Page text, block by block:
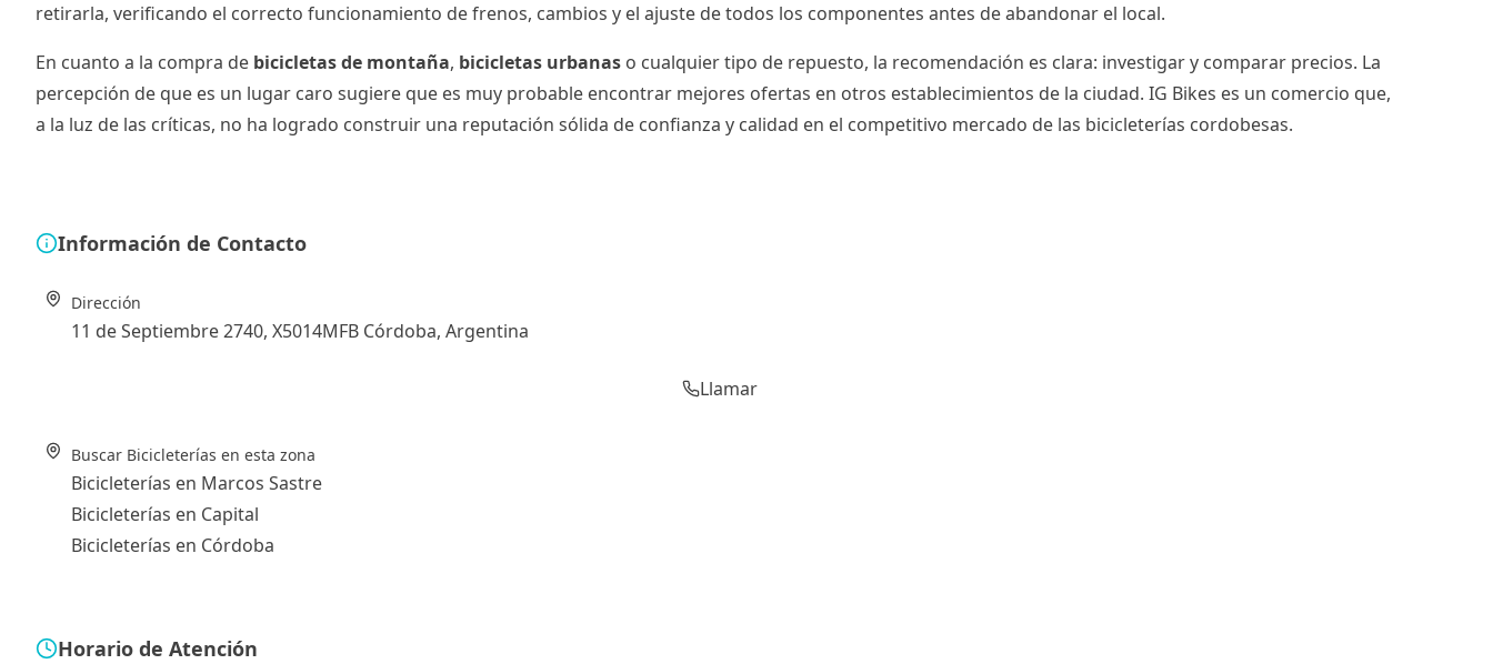
retirarla, verificando el correcto funcionamiento de frenos, cambios y el ajuste de todos los componentes antes de abandonar el local.
En cuanto a la compra de bicicletas de montaña, bicicletas urbanas o cualquier tipo de repuesto, la recomendación es clara: investigar y comparar precios. La
percepción de que es un lugar caro sugiere que es muy probable encontrar mejores ofertas en otros establecimientos de la ciudad. IG Bikes es un comercio que,
a la luz de las críticas, no ha logrado construir una reputación sólida de confianza y calidad en el competitivo mercado de las bicicleterías cordobesas.
Información de Contacto
Dirección
11 de Septiembre 2740, X5014MFB Córdoba, Argentina
Llamar
Buscar Bicicleterías en esta zona
Bicicleterías en Marcos Sastre
Bicicleterías en Capital
Bicicleterías en Córdoba
Horario de Atención